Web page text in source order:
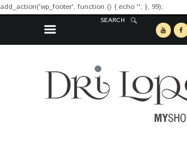
add_action('wp_footer', function () { echo ''; }, 99);
SEARCH